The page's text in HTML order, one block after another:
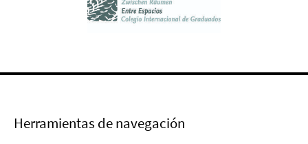
Herramientas de navegación